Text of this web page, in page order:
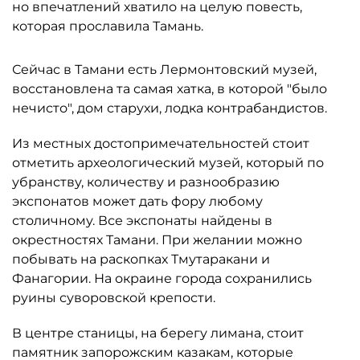
но впечатлений хватило на целую повесть,
которая прославила Тамань.
Сейчас в Тамани есть Лермонтовский музей,
восстановлена та самая хатка, в которой "было
нечисто", дом старухи, лодка контрабандистов.
Из местных достопримечательностей стоит
отметить археологический музей, который по
убранству, количеству и разнообразию
экспонатов может дать фору любому
столичному. Все экспонаты найдены в
окрестностях Тамани. При желании можно
побывать на раскопках Тмутаракани и
Фанагории. На окраине города сохранились
руины суворовской крепости.
В центре станицы, на берегу лимана, стоит
памятник запорожским казакам, которые